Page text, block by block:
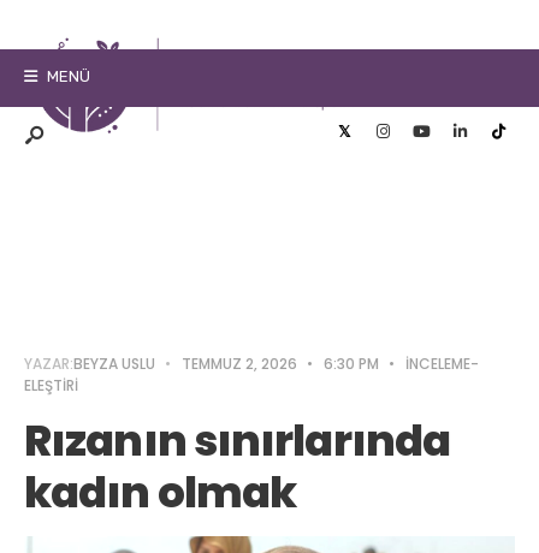
MENÜ
YAZAR:BEYZA USLU • TEMMUZ 2, 2026 • 6:30 PM •
İNCELEME-
ELEŞTIRI
Rızanın sınırlarında
kadın olmak